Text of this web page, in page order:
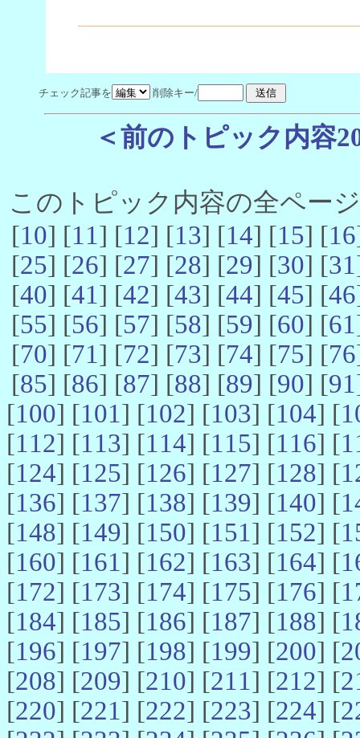
チェック記事を 削除キー/
＜前のトピック内容
このトピック内容の全ペー
[10] [11] [12] [13] [14] [15] [16
[25] [26] [27] [28] [29] [30] [31
[40] [41] [42] [43] [44] [45] [46
[55] [56] [57] [58] [59] [60] [61
[70] [71] [72] [73] [74] [75] [76
[85] [86] [87] [88] [89] [90] [91
[100] [101] [102] [103] [104] [
[112] [113] [114] [115] [116] [
[124] [125] [126] [127] [128] [
[136] [137] [138] [139] [140] [
[148] [149] [150] [151] [152] [
[160] [161] [162] [163] [164] [
[172] [173] [174] [175] [176] [
[184] [185] [186] [187] [188] [
[196] [197] [198] [199] [200] [
[208] [209] [210] [211] [212] [
[220] [221] [222] [223] [224] [